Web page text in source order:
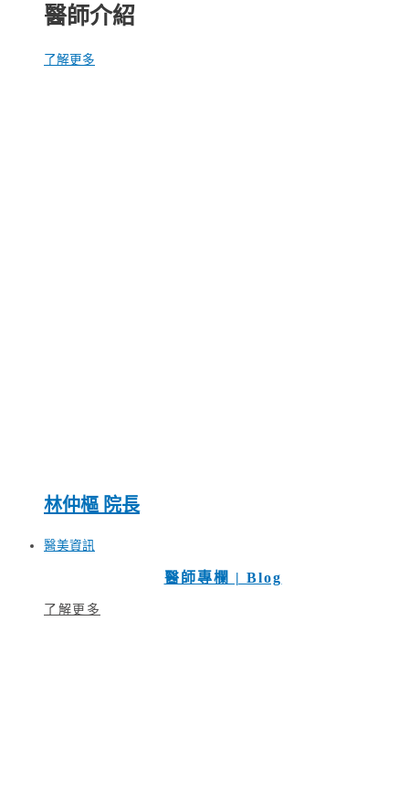
醫師介紹
了解更多
林仲樞 院長
醫美資訊
醫師專欄 | Blog
了解更多